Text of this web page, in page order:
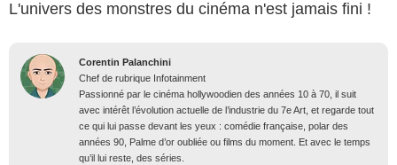
L'univers des monstres du cinéma n'est jamais fini !
Corentin Palanchini
Chef de rubrique Infotainment
Passionné par le cinéma hollywoodien des années 10 à 70, il suit
avec intérêt l’évolution actuelle de l’industrie du 7e Art, et regarde tout
ce qui lui passe devant les yeux : comédie française, polar des
années 90, Palme d’or oubliée ou films du moment. Et avec le temps
qu’il lui reste, des séries.